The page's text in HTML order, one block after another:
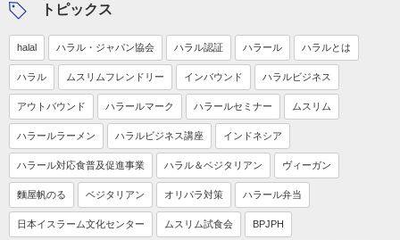
トピックス
halal ハラル・ジャパン協会 ハラル認証 ハラール ハラルとは
ハラル ムスリムフレンドリー インバウンド ハラルビジネス
アウトバウンド ハラールマーク ハラールセミナー ムスリム
ハラールラーメン ハラルビジネス講座 インドネシア
ハラール対応食普及促進事業 ハラル＆ベジタリアン ヴィーガン
麵屋帆のる ベジタリアン オリパラ対策 ハラール弁当
日本イスラーム文化センター ムスリム試食会 BPJPH